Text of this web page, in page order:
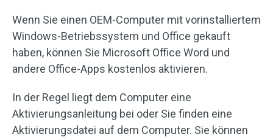
Wenn Sie einen OEM-Computer mit vorinstalliertem
Windows-Betriebssystem und Office gekauft
haben, können Sie Microsoft Office Word und
andere Office-Apps kostenlos aktivieren.
In der Regel liegt dem Computer eine
Aktivierungsanleitung bei oder Sie finden eine
Aktivierungsdatei auf dem Computer. Sie können